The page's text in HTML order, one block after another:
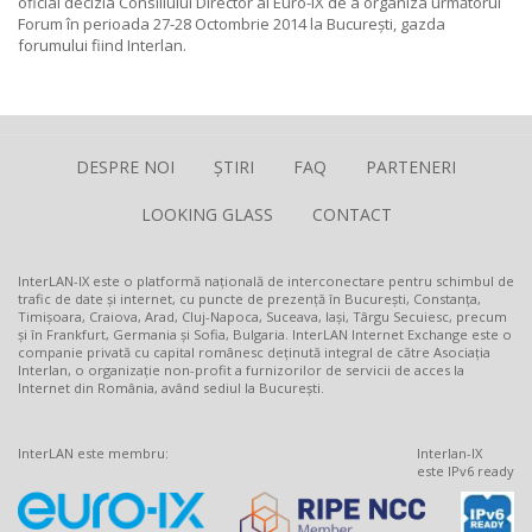
Forum în perioada 27-28 Octombrie 2014 la București, gazda
forumului fiind Interlan.
DESPRE NOI ȘTIRI FAQ PARTENERI
LOOKING GLASS CONTACT
InterLAN-IX este o platformă națională de interconectare pentru schimbul de
trafic de date și internet, cu puncte de prezență în București, Constanța,
Timișoara, Craiova, Arad, Cluj-Napoca, Suceava, Iași, Târgu Secuiesc, precum
și în Frankfurt, Germania și Sofia, Bulgaria. InterLAN Internet Exchange este o
companie privată cu capital românesc deținută integral de către Asociația
Interlan, o organizație non-profit a furnizorilor de servicii de acces la
Internet din România, având sediul la București.
InterLAN este membru:
Interlan-IX
este IPv6 ready